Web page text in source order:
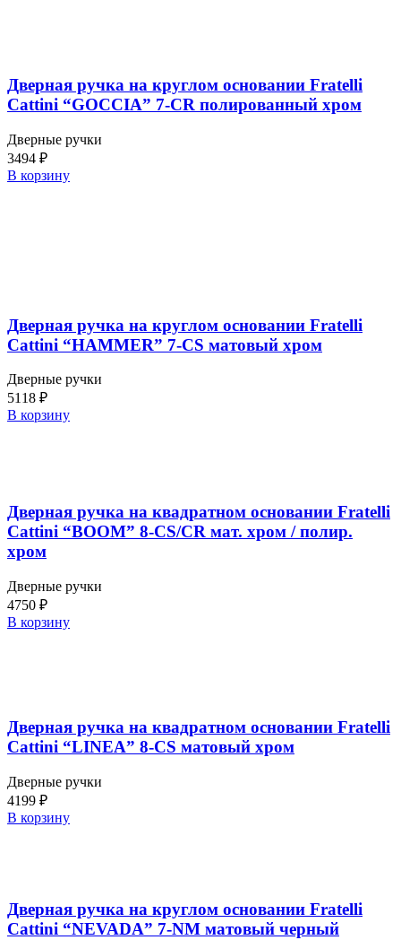
Дверная ручка на круглом основании Fratelli
Cattini “GOCCIA” 7-CR полированный хром
Дверные ручки
3494 ₽
В корзину
Дверная ручка на круглом основании Fratelli
Cattini “HAMMER” 7-CS матовый хром
Дверные ручки
5118 ₽
В корзину
Дверная ручка на квадратном основании Fratelli
Cattini “BOOM” 8-CS/CR мат. хром / полир.
хром
Дверные ручки
4750 ₽
В корзину
Дверная ручка на квадратном основании Fratelli
Cattini “LINEA” 8-CS матовый хром
Дверные ручки
4199 ₽
В корзину
Дверная ручка на круглом основании Fratelli
Cattini “NEVADA” 7-NM матовый черный